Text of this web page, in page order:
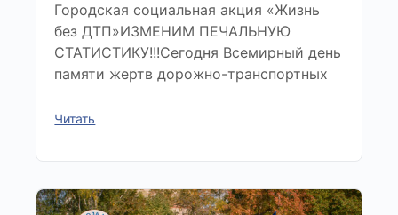
Городская социальная акция «Жизнь
без ДТП»ИЗМЕНИМ ПЕЧАЛЬНУЮ
СТАТИСТИКУ!!!Сегодня Всемирный день
памяти жертв дорожно-транспортных
Читать